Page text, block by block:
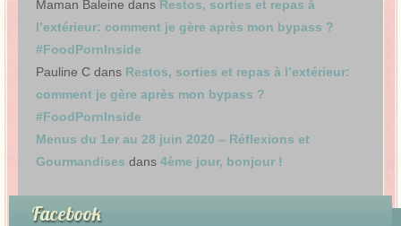
Maman Baleine dans Restos, sorties et repas à
l’extérieur: comment je gère après mon bypass ?
#FoodPornInside
Pauline C dans Restos, sorties et repas à l’extérieur:
comment je gère après mon bypass ?
#FoodPornInside
Menus du 1er au 28 juin 2020 – Réflexions et
Gourmandises dans 4ème jour, bonjour !
Facebook